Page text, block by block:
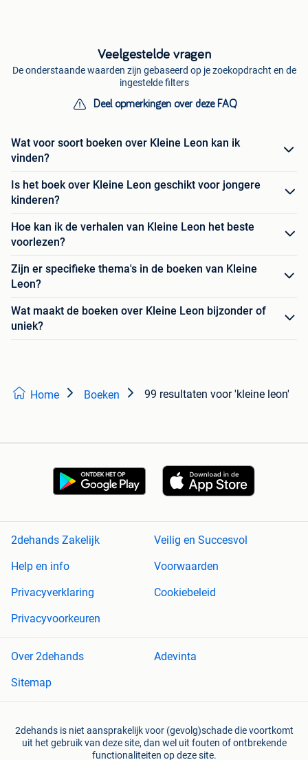
Veelgestelde vragen
De onderstaande waarden zijn gebaseerd op je zoekopdracht en de
ingestelde filters
Deel opmerkingen over deze FAQ
Wat voor soort boeken over Kleine Leon kan ik
vinden?
Is het boek over Kleine Leon geschikt voor jongere
kinderen?
Hoe kan ik de verhalen van Kleine Leon het beste
voorlezen?
Zijn er specifieke thema's in de boeken van Kleine
Leon?
Wat maakt de boeken over Kleine Leon bijzonder of
uniek?
Home Boeken 99 resultaten voor 'kleine leon'
2dehands Zakelijk
Veilig en Succesvol
Help en info
Voorwaarden
Privacyverklaring
Cookiebeleid
Privacyvoorkeuren
Over 2dehands
Adevinta
Sitemap
2dehands is niet aansprakelijk voor (gevolg)schade die voortkomt
uit het gebruik van deze site, dan wel uit fouten of ontbrekende
functionaliteiten op deze site.